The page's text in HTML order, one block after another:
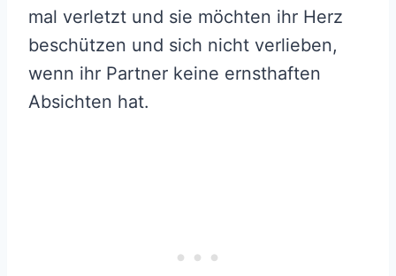
mal verletzt und sie möchten ihr Herz
beschützen und sich nicht verlieben,
wenn ihr Partner keine ernsthaften
Absichten hat.